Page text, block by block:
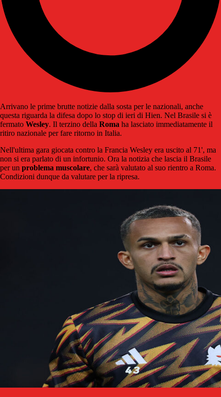
Arrivano le prime brutte notizie dalla sosta per le nazionali, anche
questa riguarda la difesa dopo lo stop di ieri di Hien. Nel Brasile si è
fermato Wesley. Il terzino della Roma ha lasciato immediatamente il
ritiro nazionale per fare ritorno in Italia.
Nell'ultima gara giocata contro la Francia Wesley era uscito al 71', ma
non si era parlato di un infortunio. Ora la notizia che lascia il Brasile
per un problema muscolare, che sarà valutato al suo rientro a Roma.
Condizioni dunque da valutare per la ripresa.